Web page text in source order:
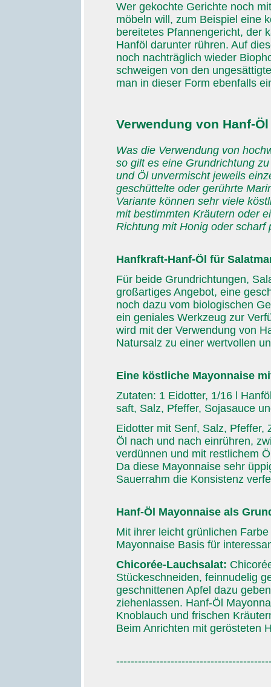
Wer gekochte Gerichte noch
möbeln will, zum Beispiel eine
bereitetes Pfannengericht, der
Hanföl darunter rühren. Auf
noch nachträglich wieder
schweigen von den
man in dieser Form ebenfalls
Verwendung von Hanf-
Was die Verwendung von
so gilt es eine Grundrichtung
und Öl unvermischt jeweils
geschüttelte oder gerührte
Variante können sehr viele
mit bestimmten Kräutern oder
Richtung mit Honig oder scharf
Hanfkraft-Hanf-Öl für
Für beide Grundrichtungen,
großartiges Angebot, eine
noch dazu vom biologischen
ein geniales Werkzeug zur
wird mit der Verwendung von
Natursalz zu einer wertvollen
Eine köstliche Mayonnaise
Zutaten: 1 Eidotter, 1/16 l
saft, Salz, Pfeffer, Sojasauce
Eidotter mit Senf, Salz, Pfeffer,
Öl nach und nach einrühren,
verdünnen und mit restlichem
Da diese Mayonnaise sehr
Sauerrahm die Konsistenz
Hanf-Öl Mayonnaise als
Mit ihrer leicht grünlichen
Mayonnaise Basis für
Chicorée-Lauchsalat:
Stückeschneiden, feinnudelig
geschnittenen Apfel dazu
ziehenlassen. Hanf-Öl
Knoblauch und frischen
Beim Anrichten mit gerösteten